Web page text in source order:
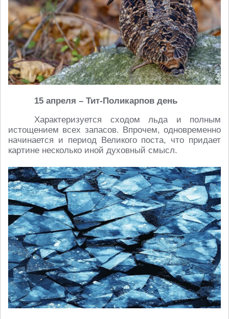
15 апреля – Тит-Поликарпов день
Характеризуется сходом льда и полным
истощением всех запасов. Впрочем, одновременно
начинается и период Великого поста, что придает
картине несколько иной духовный смысл.